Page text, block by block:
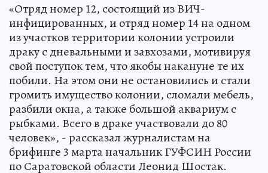
«Отряд номер 12, состоящий из ВИЧ-
инфицированных, и отряд номер 14 на одном
из участков территории колонии устроили
драку с дневальными и завхозами, мотивируя
свой поступок тем, что якобы накануне те их
побили. На этом они не остановились и стали
громить имущество колонии, сломали мебель,
разбили окна, а также большой аквариум с
рыбками. Всего в драке участвовали до 80
человек», - рассказал журналистам на
брифинге 3 марта начальник ГУФСИН России
по Саратовской области Леонид Шостак.